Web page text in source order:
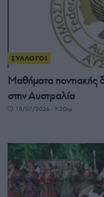
ΣΥΛΛΟΓΟΙ
Μαθήματα ποντιακής
στην Αυστραλία
18/07/2026 - 9:20πμ